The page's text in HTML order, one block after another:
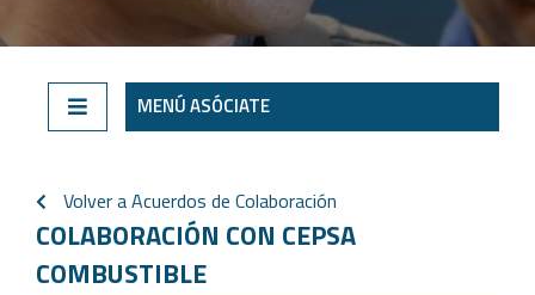
MENÚ ASÓCIATE
Volver a Acuerdos de Colaboración
COLABORACIÓN CON CEPSA
COMBUSTIBLE